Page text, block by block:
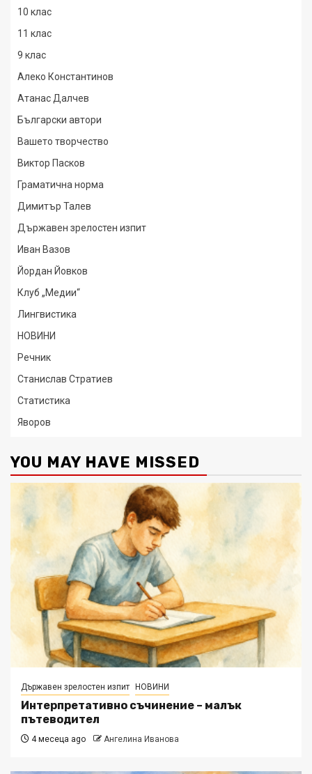
10 клас
11 клас
9 клас
Алеко Константинов
Атанас Далчев
Български автори
Вашето творчество
Виктор Пасков
Граматична норма
Димитър Талев
Държавен зрелостен изпит
Иван Вазов
Йордан Йовков
Клуб „Медии“
Лингвистика
НОВИНИ
Речник
Станислав Стратиев
Статистика
Яворов
YOU MAY HAVE MISSED
Държавен зрелостен изпит НОВИНИ
Интерпретативно съчинение – малък
пътеводител
4 месеца ago Ангелина Иванова